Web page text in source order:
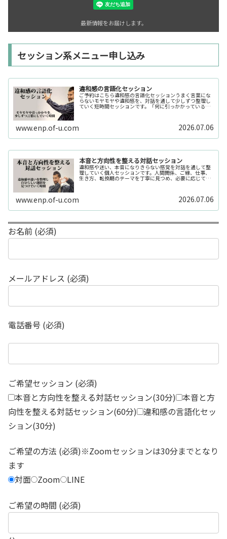
最新情報をお届けします。
セッション系メニュー申し込み
違和感の言語化セッション
ご予約はこちら違和感の言語化セッションうまく言葉にな
らないモヤモヤや違和感を、対話を通して少しずつ整理し
ていく短時間セッションです。「何に引っかかっているの
か分からない」「今の自分の状態を整理したい」そんな時
www.enp.of-u.com 2026.07.06
本音と方向性を整える対話セッション
違和感や迷い、本音になりきらない感覚を対話を通して整
理していく個人セッションです。人間関係、ご縁、仕事、
生き方、転換期のテーマを丁寧に見つめ、必要に応じてカ
ードや感性の視点も補助的に用います。
www.enp.of-u.com 2026.07.06
お名前 (必須)
メールアドレス (必須)
電話番号 (必須)
ご希望セッション (必須)
本音と方向性を整える対話セッション(30分) 本音と方
向性を整える対話セッション(60分) 違和感の言語化セッ
ション(30分)
ご希望の方法 (必須)※Zoomセッションは30分までとなり
ます
対面 Zoom LINE
ご希望の時間 (必須)